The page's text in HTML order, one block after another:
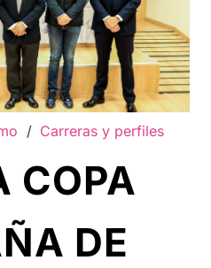
/ Carreras y perfiles
COPA
DE